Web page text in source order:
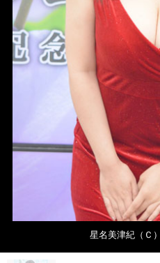
星名美津紀（Ｃ